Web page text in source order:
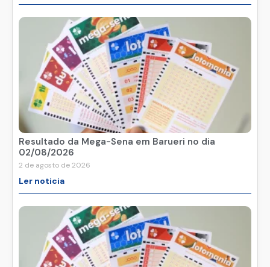
Resultado da Mega-Sena em Barueri no dia
02/08/2026
2 de agosto de 2026
Ler noticia